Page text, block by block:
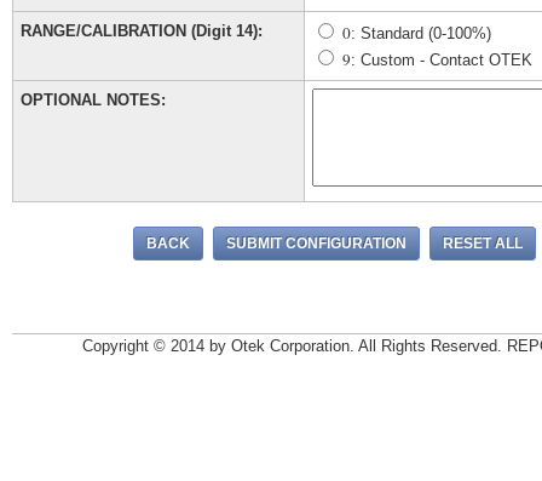
RANGE/CALIBRATION (Digit 14): 0: Standard (0-100%)
9: Custom - Contact OTEK
OPTIONAL NOTES:
Copyright © 2014 by Otek Corporation. All Rights Reserved.